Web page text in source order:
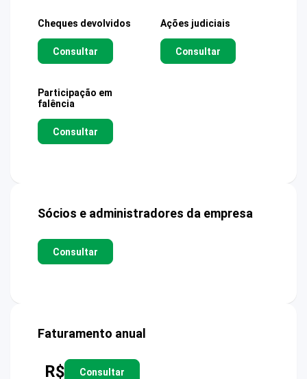
Cheques devolvidos
Consultar
Ações judiciais
Consultar
Participação em
falência
Consultar
Sócios e administradores da empresa
Consultar
Faturamento anual
R$ Consultar